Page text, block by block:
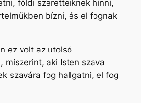
földi szeretteiknek hinni,
bízni, és el fognak
ez volt az utolsó
miszerint, aki Isten szava
szavára fog hallgatni, el fog